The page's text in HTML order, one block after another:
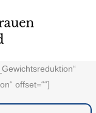
offset=““]